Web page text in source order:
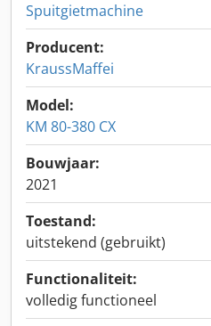
Spuitgietmachine
Producent:
KraussMaffei
Model:
KM 80-380 CX
Bouwjaar:
2021
Toestand:
uitstekend (gebruikt)
Functionaliteit:
volledig functioneel